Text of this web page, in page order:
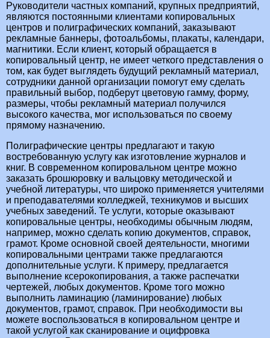
Руководители частных компаний, крупных предприятий,
являются постоянными клиентами копировальных
центров и полиграфических компаний, заказывают
рекламные баннеры, фотоальбомы, плакаты, календари,
магнитики. Если клиент, который обращается в
копировальный центр, не имеет четкого представления о
том, как будет выглядеть будущий рекламный материал,
сотрудники данной организации помогут ему сделать
правильный выбор, подберут цветовую гамму, форму,
размеры, чтобы рекламный материал получился
высокого качества, мог использоваться по своему
прямому назначению.
Полиграфические центры предлагают и такую
востребованную услугу как изготовление журналов и
книг. В современном копировальном центре можно
заказать брошюровку и вальцовку методической и
учебной литературы, что широко применяется учителями
и преподавателями колледжей, техникумов и высших
учебных заведений. Те услуги, которые оказывают
копировальные центры, необходимы обычным людям,
например, можно сделать копию документов, справок,
грамот. Кроме основной своей деятельности, многими
копировальными центрами также предлагаются
дополнительные услуги. К примеру, предлагается
выполнение ксерокопирования, а также распечатки
чертежей, любых документов. Кроме того можно
выполнить ламинацию (ламинирование) любых
документов, грамот, справок. При необходимости вы
можете воспользоваться в копировальном центре и
такой услугой как сканирование и оцифровка